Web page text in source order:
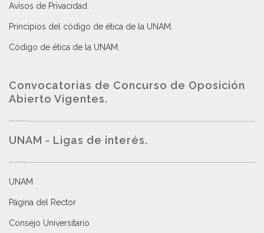
Avisos de Privacidad
Principios del código de ética de la UNAM
Código de ética de la UNAM
Convocatorias de Concurso de Oposición
Abierto Vigentes.
UNAM - Ligas de interés.
UNAM
Página del Rector
Consejo Universitario